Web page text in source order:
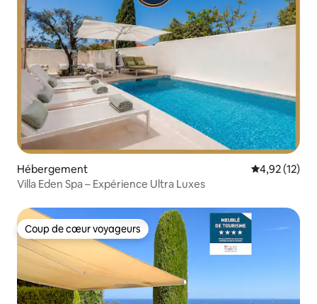
Hébergement Évaluation
4,92 (12)
Villa Eden Spa – Expérience Ultra Luxes
Coup de cœur voyageurs
Coup de cœur voyageurs